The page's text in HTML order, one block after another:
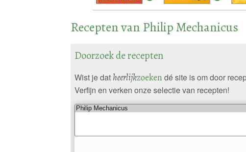
Recepten van Philip Mechanicus
Doorzoek de recepten
Wist je dat heerlijkzoekendé site is om door
Verfijn en verken onze selectie van recepten!